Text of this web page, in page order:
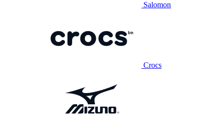
Salomon
Crocs